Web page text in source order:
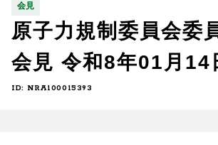
会見
原子力規制委員会委
会見 令和8年01月14
ID: NRA100015393